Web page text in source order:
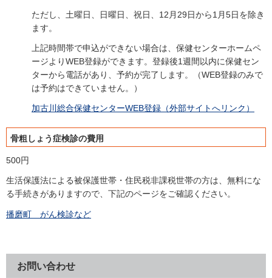
ただし、土曜日、日曜日、祝日、12月29日から1月5日を除き
ます。
上記時間帯で申込ができない場合は、保健センターホームペ
ージよりWEB登録ができます。登録後1週間以内に保健セン
ターから電話があり、予約が完了します。（WEB登録のみで
は予約はできていません。）
加古川総合保健センターWEB登録（外部サイトへリンク）
骨粗しょう症検診の費用
500円
生活保護法による被保護世帯・住民税非課税世帯の方は、無料にな
る手続きがありますので、下記のページをご確認ください。
播磨町 がん検診など
お問い合わせ